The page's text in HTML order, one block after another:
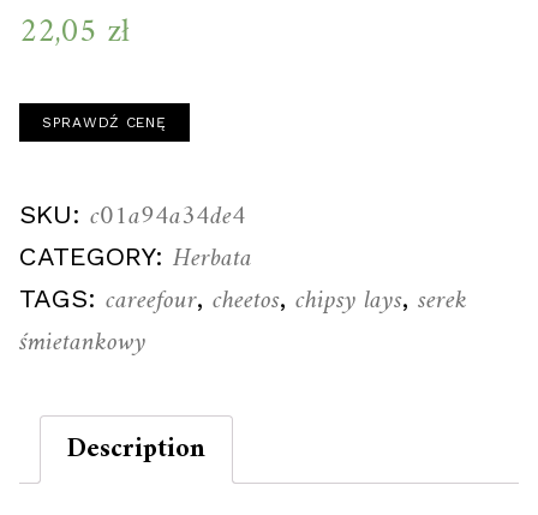
22,05 zł
SPRAWDŹ CENĘ
SKU: c01a94a34de4
CATEGORY: Herbata
TAGS: careefour, cheetos, chipsy lays, serek
śmietankowy
Description